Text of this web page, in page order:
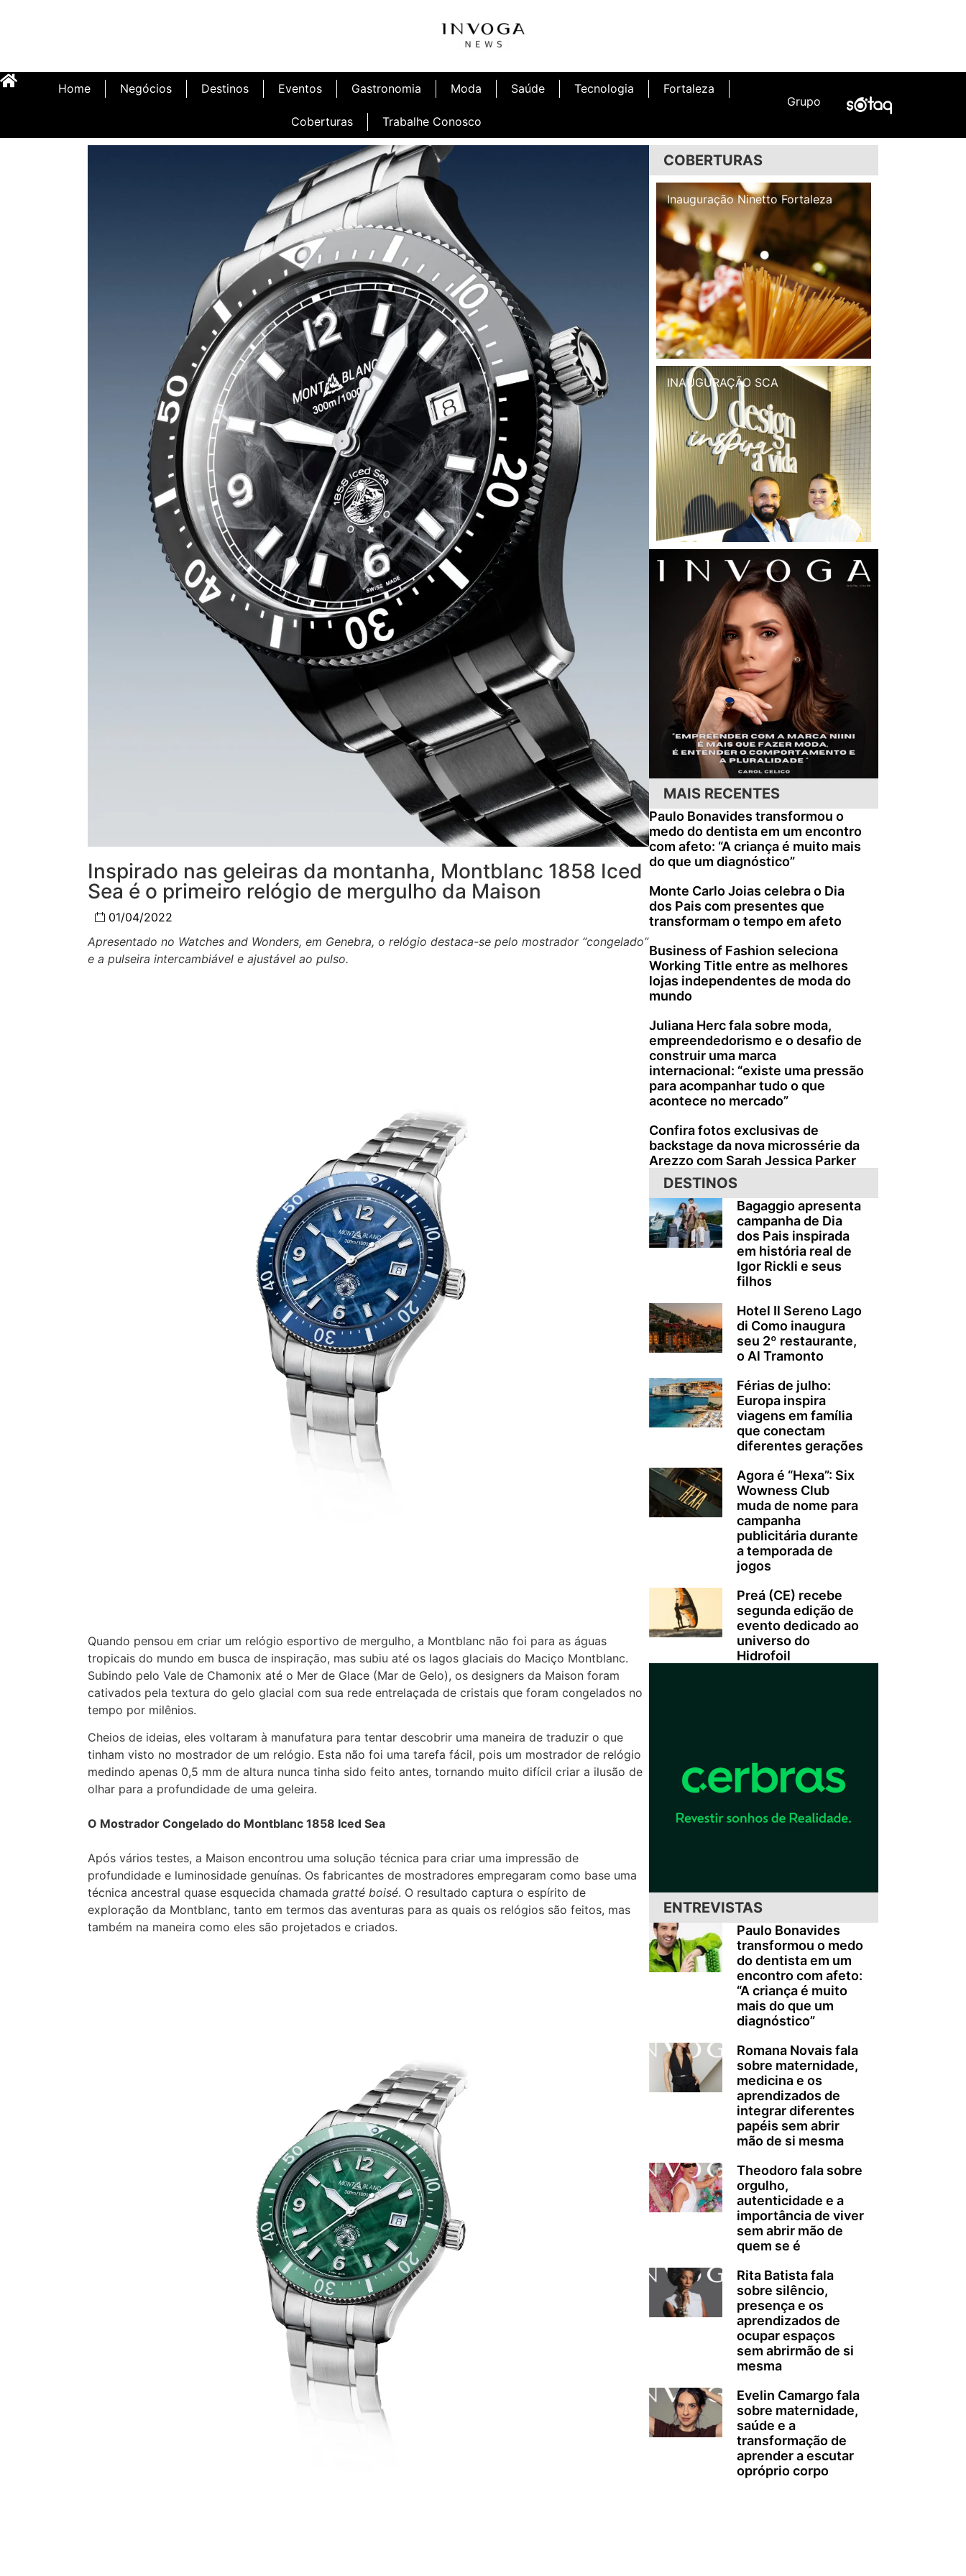
Home Negócios Destinos Eventos Gastronomia Moda Saúde Tecnologia Fortaleza
Coberturas Trabalhe Conosco
Grupo
Inspirado nas geleiras da montanha, Montblanc 1858 Iced
Sea é o primeiro relógio de mergulho da Maison
01/04/2022
Apresentado no Watches and Wonders, em Genebra, o relógio destaca-se pelo mostrador “congelado”
e a pulseira intercambiável e ajustável ao pulso.
Quando pensou em criar um relógio esportivo de mergulho, a Montblanc não foi para as águas
tropicais do mundo em busca de inspiração, mas subiu até os lagos glaciais do Maciço Montblanc.
Subindo pelo Vale de Chamonix até o Mer de Glace (Mar de Gelo), os designers da Maison foram
cativados pela textura do gelo glacial com sua rede entrelaçada de cristais que foram congelados no
tempo por milênios.
Cheios de ideias, eles voltaram à manufatura para tentar descobrir uma maneira de traduzir o que
tinham visto no mostrador de um relógio. Esta não foi uma tarefa fácil, pois um mostrador de relógio
medindo apenas 0,5 mm de altura nunca tinha sido feito antes, tornando muito difícil criar a ilusão de
olhar para a profundidade de uma geleira.
O Mostrador Congelado do Montblanc 1858 Iced Sea
Após vários testes, a Maison encontrou uma solução técnica para criar uma impressão de
profundidade e luminosidade genuínas. Os fabricantes de mostradores empregaram como base uma
técnica ancestral quase esquecida chamada gratté boisé. O resultado captura o espírito de
exploração da Montblanc, tanto em termos das aventuras para as quais os relógios são feitos, mas
também na maneira como eles são projetados e criados.
COBERTURAS
Inauguração Illa Café Inauguração Ninetto Fortaleza Inauguração Illa Café
INAUGURAÇÃO SCA
MAIS RECENTES
Paulo Bonavides transformou o
medo do dentista em um encontro
com afeto: “A criança é muito mais
do que um diagnóstico”
Monte Carlo Joias celebra o Dia
dos Pais com presentes que
transformam o tempo em afeto
Business of Fashion seleciona
Working Title entre as melhores
lojas independentes de moda do
mundo
Juliana Herc fala sobre moda,
empreendedorismo e o desafio de
construir uma marca
internacional: “existe uma pressão
para acompanhar tudo o que
acontece no mercado”
Confira fotos exclusivas de
backstage da nova microssérie da
Arezzo com Sarah Jessica Parker
DESTINOS
Bagaggio apresenta
campanha de Dia
dos Pais inspirada
em história real de
Igor Rickli e seus
filhos
Hotel Il Sereno Lago
di Como inaugura
seu 2º restaurante,
o Al Tramonto
Férias de julho:
Europa inspira
viagens em família
que conectam
diferentes gerações
Agora é “Hexa”: Six
Wowness Club
muda de nome para
campanha
publicitária durante
a temporada de
jogos
Preá (CE) recebe
segunda edição de
evento dedicado ao
universo do
Hidrofoil
ENTREVISTAS
Paulo Bonavides
transformou o medo
do dentista em um
encontro com afeto:
“A criança é muito
mais do que um
diagnóstico”
Romana Novais fala
sobre maternidade,
medicina e os
aprendizados de
integrar diferentes
papéis sem abrir
mão de si mesma
Theodoro fala sobre
orgulho,
autenticidade e a
importância de viver
sem abrir mão de
quem se é
Rita Batista fala
sobre silêncio,
presença e os
aprendizados de
ocupar espaços
sem abrirmão de si
mesma
Evelin Camargo fala
sobre maternidade,
saúde e a
transformação de
aprender a escutar
opróprio corpo